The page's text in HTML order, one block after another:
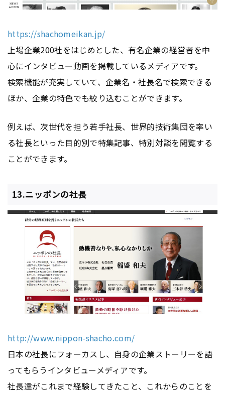
https://shachomeikan.jp/
上場企業200社をはじめとした、有名企業の経営者を中
心にインタビュー動画を掲載しているメディアです。
検索機能が充実していて、企業名・社長名で検索できる
ほか、企業の特色でも絞り込むことができます。
例えば、次世代を担う若手社長、世界的技術集団を率い
る社長といった目的別で特集記事、特別対談を閲覧する
ことができます。
13.ニッポンの社長
http://www.nippon-shacho.com/
日本の社長にフォーカスし、自身の企業ストーリーを語
ってもらうインタビューメディアです。
社長達がこれまで経験してきたこと、これからのことを